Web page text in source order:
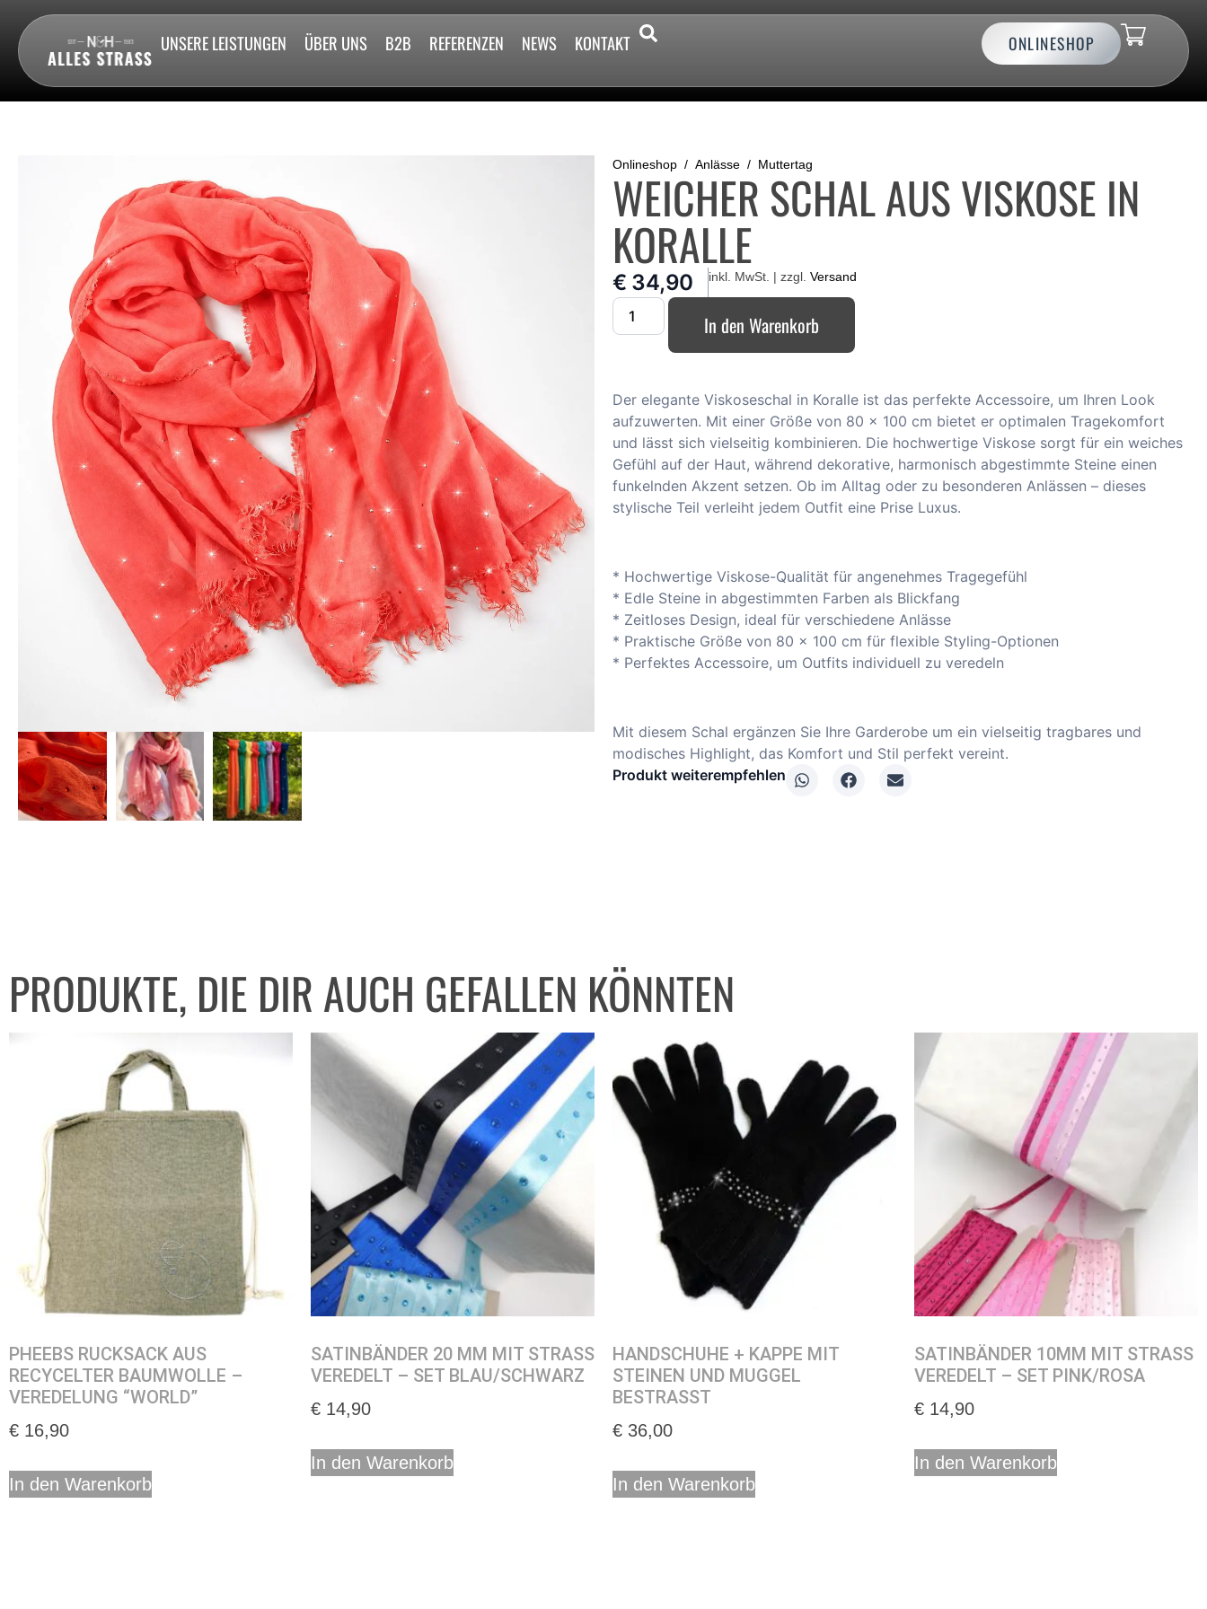
UNSERE LEISTUNGEN ÜBER UNS B2B REFERENZEN NEWS KONTAKT ONLINESHOP
Onlineshop Anlässe Muttertag
WEICHER SCHAL AUS VISKOSE IN
KORALLE
€ 34,90 inkl. MwSt. | zzgl. Versand
In den Warenkorb
Der elegante Viskoseschal in Koralle ist das perfekte Accessoire, um Ihren Look
aufzuwerten. Mit einer Größe von 80 x 100 cm bietet er optimalen Tragekomfort
und lässt sich vielseitig kombinieren. Die hochwertige Viskose sorgt für ein weiches
Gefühl auf der Haut, während dekorative, harmonisch abgestimmte Steine einen
funkelnden Akzent setzen. Ob im Alltag oder zu besonderen Anlässen – dieses
stylische Teil verleiht jedem Outfit eine Prise Luxus.
* Hochwertige Viskose-Qualität für angenehmes Tragegefühl
* Edle Steine in abgestimmten Farben als Blickfang
* Zeitloses Design, ideal für verschiedene Anlässe
* Praktische Größe von 80 x 100 cm für flexible Styling-Optionen
* Perfektes Accessoire, um Outfits individuell zu veredeln
Mit diesem Schal ergänzen Sie Ihre Garderobe um ein vielseitig tragbares und
modisches Highlight, das Komfort und Stil perfekt vereint.
Produkt weiterempfehlen
PRODUKTE, DIE DIR AUCH GEFALLEN KÖNNTEN
PHEEBS RUCKSACK AUS
RECYCELTER BAUMWOLLE –
VEREDELUNG “WORLD”
€ 16,90
In den Warenkorb
SATINBÄNDER 20 MM MIT STRASS
VEREDELT – SET BLAU/SCHWARZ
€ 14,90
In den Warenkorb
HANDSCHUHE + KAPPE MIT
STEINEN UND MUGGEL
BESTRASST
€ 36,00
In den Warenkorb
SATINBÄNDER 10MM MIT STRASS
VEREDELT – SET PINK/ROSA
€ 14,90
In den Warenkorb